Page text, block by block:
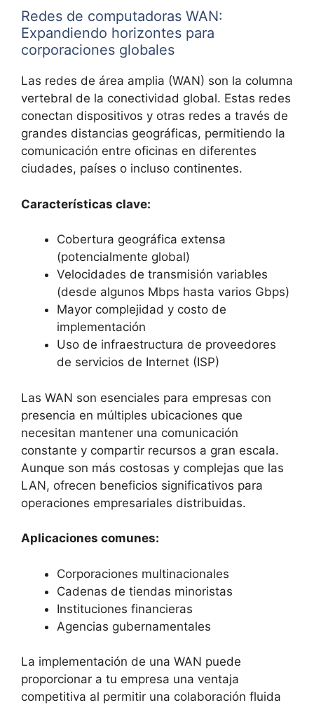
Redes de computadoras WAN:
Expandiendo horizontes para
corporaciones globales
Las redes de área amplia (WAN) son la columna
vertebral de la conectividad global. Estas redes
conectan dispositivos y otras redes a través de
grandes distancias geográficas, permitiendo la
comunicación entre oficinas en diferentes
ciudades, países o incluso continentes.
Características clave:
Cobertura geográfica extensa
(potencialmente global)
Velocidades de transmisión variables
(desde algunos Mbps hasta varios Gbps)
Mayor complejidad y costo de
implementación
Uso de infraestructura de proveedores
de servicios de Internet (ISP)
Las WAN son esenciales para empresas con
presencia en múltiples ubicaciones que
necesitan mantener una comunicación
constante y compartir recursos a gran escala.
Aunque son más costosas y complejas que las
LAN, ofrecen beneficios significativos para
operaciones empresariales distribuidas.
Aplicaciones comunes:
Corporaciones multinacionales
Cadenas de tiendas minoristas
Instituciones financieras
Agencias gubernamentales
La implementación de una WAN puede
proporcionar a tu empresa una ventaja
competitiva al permitir una colaboración fluida